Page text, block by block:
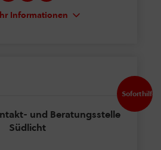
Soforthilfe
Informationen
und Beratungsstelle
Südlicht